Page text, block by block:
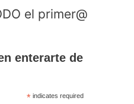
el primer@
enterarte de
* indicates required